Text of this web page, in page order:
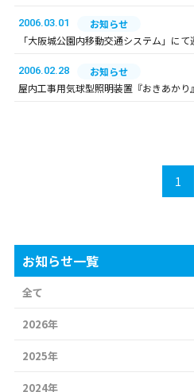
2006.03.01
お知らせ
「大阪城公園内移動交通システム」に
2006.02.28
お知らせ
屋内工事用気球型照明装置『おきあかり
1
お知らせ一覧
全て
2026年
2025年
2024年